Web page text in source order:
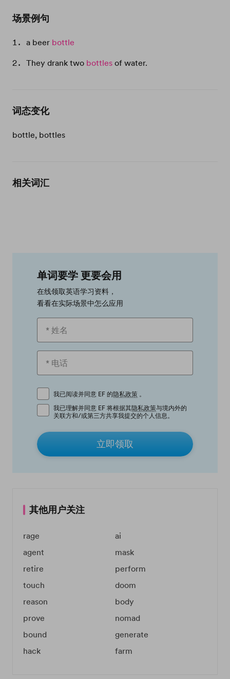
场景例句
a beer bottle
They drank two bottlesof water.
词态变化
bottle, bottles
相关词汇
单词要学 更要会用
在线领取英语学习资料，
看看在实际场景中怎么应用
我已阅读并同意 EF 的隐私政策 。
我已理解并同意 EF 将根据其隐私政策与境内外的
关联方和/或第三方共享我提交的个人信息。
立即领取
其他用户关注
rage
ai
agent
mask
retire
perform
touch
doom
reason
body
prove
nomad
bound
generate
hack
farm